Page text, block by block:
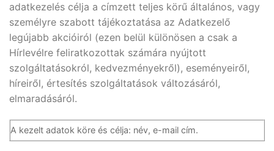
adatkezelés célja a címzett teljes körű általános, vagy
személyre szabott tájékoztatása az Adatkezelő
legújabb akcióiról (ezen belül különösen a csak a
Hírlevélre feliratkozottak számára nyújtott
szolgáltatásokról, kedvezményekről), eseményeiről,
híreiről, értesítés szolgáltatások változásáról,
elmaradásáról.
A kezelt adatok köre és célja: név, e-mail cím.